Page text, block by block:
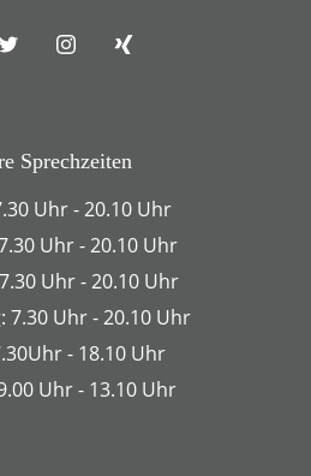
Sprechzeiten
Uhr - 20.10 Uhr
Uhr - 20.10 Uhr
Uhr - 20.10 Uhr
7.30 Uhr - 20.10 Uhr
- 18.10 Uhr
Uhr - 13.10 Uhr